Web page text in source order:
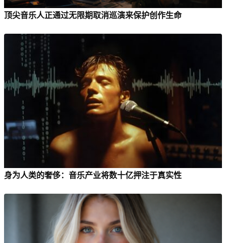
顶尖音乐人正通过无限期取消巡演来保护创作生命
身为人类的奢侈：音乐产业将数十亿押注于真实性